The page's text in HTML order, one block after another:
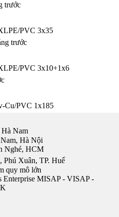
trước
PVC 3x35
trước
PVC 3x10+1x6
Cu/PVC 1x185
Nam
Hà Nội
Nghé, HCM
Phú Xuân, TP. Huế
quy mô lớn
MISAP - VISAP -